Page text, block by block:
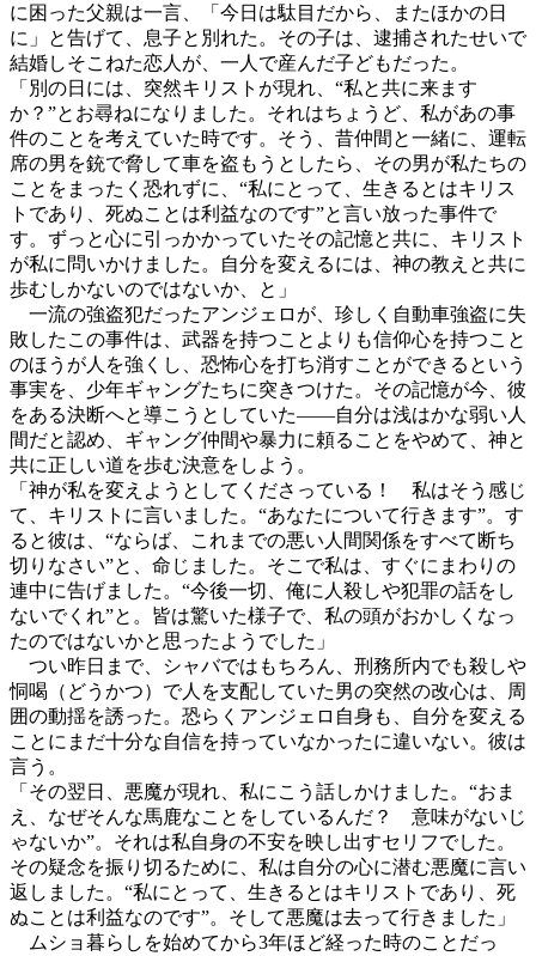
に困った父親は一言、「今日は駄目だから、またほかの日
に」と告げて、息子と別れた。その子は、逮捕されたせいで
結婚しそこねた恋人が、一人で産んだ子どもだった。
「別の日には、突然キリストが現れ、“私と共に来ます
か？”とお尋ねになりました。それはちょうど、私があの事
件のことを考えていた時です。そう、昔仲間と一緒に、運転
席の男を銃で脅して車を盗もうとしたら、その男が私たちの
ことをまったく恐れずに、“私にとって、生きるとはキリス
トであり、死ぬことは利益なのです”と言い放った事件で
す。ずっと心に引っかかっていたその記憶と共に、キリスト
が私に問いかけました。自分を変えるには、神の教えと共に
歩むしかないのではないか、と」
一流の強盗犯だったアンジェロが、珍しく自動車強盗に失
敗したこの事件は、武器を持つことよりも信仰心を持つこと
のほうが人を強くし、恐怖心を打ち消すことができるという
事実を、少年ギャングたちに突きつけた。その記憶が今、彼
をある決断へと導こうとしていた――自分は浅はかな弱い人
間だと認め、ギャング仲間や暴力に頼ることをやめて、神と
共に正しい道を歩む決意をしよう。
「神が私を変えようとしてくださっている！ 私はそう感じ
て、キリストに言いました。“あなたについて行きます”。す
ると彼は、“ならば、これまでの悪い人間関係をすべて断ち
切りなさい”と、命じました。そこで私は、すぐにまわりの
連中に告げました。“今後一切、俺に人殺しや犯罪の話をし
ないでくれ”と。皆は驚いた様子で、私の頭がおかしくなっ
たのではないかと思ったようでした」
つい昨日まで、シャバではもちろん、刑務所内でも殺しや
恫喝（どうかつ）で人を支配していた男の突然の改心は、周
囲の動揺を誘った。恐らくアンジェロ自身も、自分を変える
ことにまだ十分な自信を持っていなかったに違いない。彼は
言う。
「その翌日、悪魔が現れ、私にこう話しかけました。“おま
え、なぜそんな馬鹿なことをしているんだ？ 意味がないじ
ゃないか”。それは私自身の不安を映し出すセリフでした。
その疑念を振り切るために、私は自分の心に潜む悪魔に言い
返しました。“私にとって、生きるとはキリストであり、死
ぬことは利益なのです”。そして悪魔は去って行きました」
ムショ暮らしを始めてから3年ほど経った時のことだっ